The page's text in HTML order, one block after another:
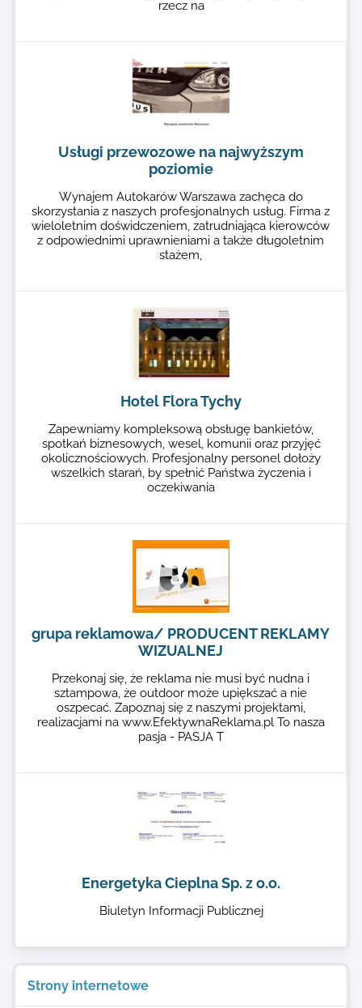
Strony internetowe
rzecz na
Usługi przewozowe na najwyższym
poziomie
Wynajem Autokarów Warszawa zachęca do
skorzystania z naszych profesjonalnych usług. Firma z
wieloletnim doświdczeniem, zatrudniająca kierowców
z odpowiednimi uprawnieniami a także długoletnim
stażem,
Hotel Flora Tychy
Zapewniamy kompleksową obsługę bankietów,
spotkań biznesowych, wesel, komunii oraz przyjęć
okolicznościowych. Profesjonalny personel dołoży
wszelkich starań, by spełnić Państwa życzenia i
oczekiwania
grupa reklamowa/ PRODUCENT REKLAMY
WIZUALNEJ
Przekonaj się, że reklama nie musi być nudna i
sztampowa, że outdoor może upiększać a nie
oszpecać. Zapoznaj się z naszymi projektami,
realizacjami na www.EfektywnaReklama.pl To nasza
pasja - PASJA T
Energetyka Cieplna Sp. z o.o.
Biuletyn Informacji Publicznej